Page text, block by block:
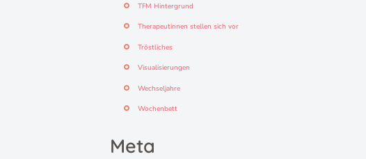
TFM Hintergrund
Therapeutinnen stellen sich vor
Tröstliches
Visualisierungen
Wechseljahre
Wochenbett
Meta